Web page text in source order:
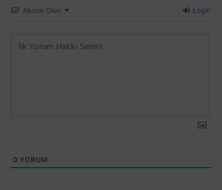
Abone Olun Login
0 YORUM